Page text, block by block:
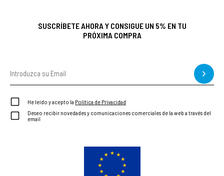
SUSCRÍBETE AHORA Y CONSIGUE UN 5% EN TU
PRÓXIMA COMPRA
He leído y acepto la Política de Privacidad
Deseo recibir novedades y comunicaciones comerciales de la web a través del
email